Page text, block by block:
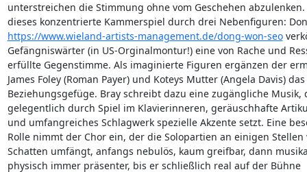
unterstreichen die Stimmung ohne vom Geschehen
https://www.wieland-artists-management.de/dong-won-seo
Gefängniswärter (in US-Orginalmontur!) eine von Rache und
erfüllte Gegenstimme. Als imaginierte Figuren ergänzen der
James Foley (Roman Payer) und Koteys Mutter (Angela Davis)
Beziehungsgefüge. Bray schreibt dazu eine zugängliche Musik,
gelegentlich durch Spiel im Klavierinneren, geräuschhafte
und umfangreiches Schlagwerk spezielle Akzente setzt. Eine
Rolle nimmt der Chor ein, der die Solopartien an einigen
Schatten umfängt, anfangs nebulös, kaum greifbar, dann
physisch immer präsenter, bis er schließlich real auf der Bühne